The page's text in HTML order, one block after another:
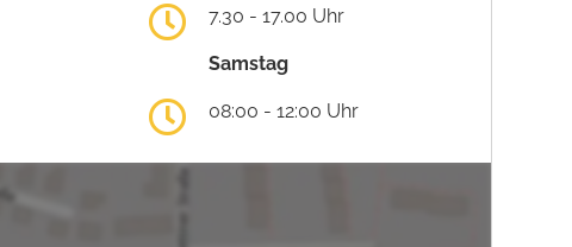
7.30 - 17.00 Uhr
Samstag
08:00 - 12:00 Uhr